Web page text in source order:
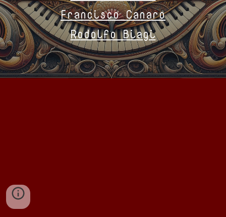
Francisco Canaro
Rodolfo Biagi